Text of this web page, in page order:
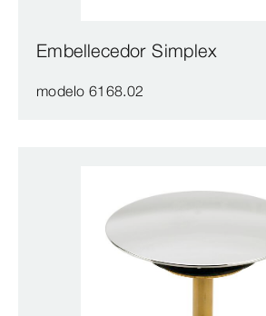
Embellecedor Simplex
modelo 6168.02